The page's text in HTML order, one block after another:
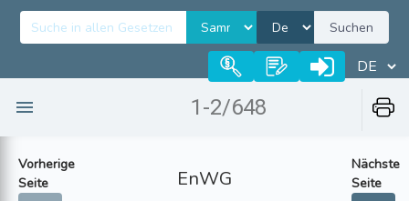
Suchen
1-2/648
Vorherige
Seite
EnWG
Nächste
Seite